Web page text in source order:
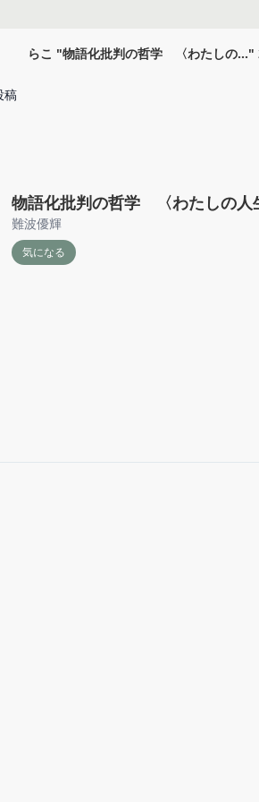
らこ "物語化批判の哲学 〈わたしの..."
稿
物語化批判の哲学 〈わたしの人
難波優輝
気になる